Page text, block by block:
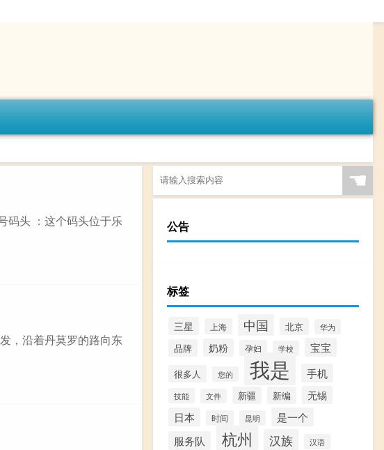
码头 ：这个码头位于乐
，沿着丹莫罗的路向东
☚
公告
标签
三星 上海 中国 北京 华为
品牌 奶粉 孕妇 学校 宝宝
很多人 您的 我是 手机
技能 文件 新疆 新编 无锡
日本 时间 昆明
是一个
服务队
杭州 汉族 汉语